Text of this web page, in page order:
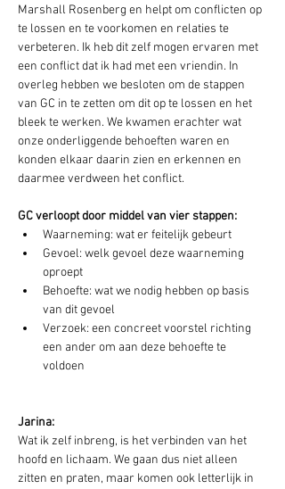
Marshall Rosenberg en helpt om conflicten op
te lossen en te voorkomen en relaties te
verbeteren. Ik heb dit zelf mogen ervaren met
een conflict dat ik had met een vriendin. In
overleg hebben we besloten om de stappen
van GC in te zetten om dit op te lossen en het
bleek te werken. We kwamen erachter wat
onze onderliggende behoeften waren en
konden elkaar daarin zien en erkennen en
daarmee verdween het conflict.
GC verloopt door middel van vier stappen:
Waarneming: wat er feitelijk gebeurt
Gevoel: welk gevoel deze waarneming
oproept
Behoefte: wat we nodig hebben op basis
van dit gevoel
Verzoek: een concreet voorstel richting
een ander om aan deze behoefte te
voldoen
Jarina:
Wat ik zelf inbreng, is het verbinden van het
hoofd en lichaam. We gaan dus niet alleen
zitten en praten, maar komen ook letterlijk in